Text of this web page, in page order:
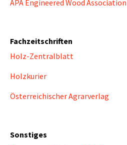
APA Engineered Wood Association
Fachzeitschriften
Holz-Zentralblatt
Holzkurier
Österreichischer Agrarverlag
Sonstiges